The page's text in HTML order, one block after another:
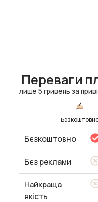
Переваги
лише 5 гривень за
Безкоштовно
Безкоштовно
Без реклами
Найкраща
якість